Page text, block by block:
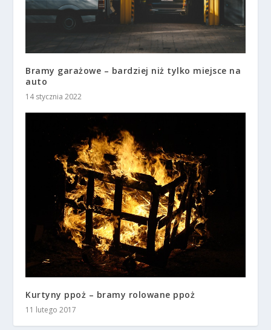
Bramy garażowe – bardziej niż tylko miejsce na
auto
14 stycznia 2022
Kurtyny ppoż – bramy rolowane ppoż
11 lutego 2017